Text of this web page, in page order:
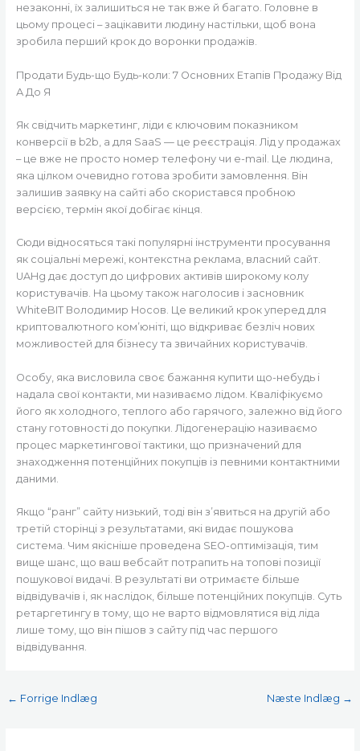
незаконні, їх залишиться не так вже й багато. Головне в
цьому процесі – зацікавити людину настільки, щоб вона
зробила перший крок до воронки продажів.
Продати Будь-що Будь-коли: 7 Основних Етапів Продажу Від
А До Я
Як свідчить маркетинг, ліди є ключовим показником
конверсії в b2b, а для SaaS — це реєстрація. Лід у продажах
– це вже не просто номер телефону чи e-mail. Це людина,
яка цілком очевидно готова зробити замовлення. Він
залишив заявку на сайті або скористався пробною
версією, термін якої добігає кінця.
Сюди відносяться такі популярні інструменти просування
як соціальні мережі, контекстна реклама, власний сайт.
UAHg дає доступ до цифрових активів широкому колу
користувачів. На цьому також наголосив і засновник
WhiteBIT Володимир Носов. Це великий крок уперед для
криптовалютного ком’юніті, що відкриває безліч нових
можливостей для бізнесу та звичайних користувачів.
Особу, яка висловила своє бажання купити що-небудь і
надала свої контакти, ми називаємо лідом. Кваліфікуємо
його як холодного, теплого або гарячого, залежно від його
стану готовності до покупки. Лідогенерацію називаємо
процес маркетингової тактики, що призначений для
знаходження потенційних покупців із певними контактними
даними.
Якщо “ранг” сайту низький, тоді він з’явиться на другій або
третій сторінці з результатами, які видає пошукова
система. Чим якісніше проведена SEO-оптимізація, тим
вище шанс, що ваш вебсайт потрапить на топові позиції
пошукової видачі. В результаті ви отримаєте більше
відвідувачів і, як наслідок, більше потенційних покупців. Суть
ретаргетингу в тому, що не варто відмовлятися від ліда
лише тому, що він пішов з сайту під час першого
відвідування.
← Forrige Indlæg Næste Indlæg →